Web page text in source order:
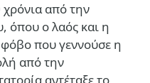
από την
όπου ο λαός και η
που γεννούσε η
από την